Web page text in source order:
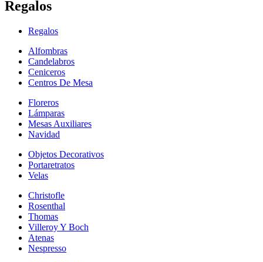
Regalos
Regalos
Alfombras
Candelabros
Ceniceros
Centros De Mesa
Floreros
Lámparas
Mesas Auxiliares
Navidad
Objetos Decorativos
Portaretratos
Velas
Christofle
Rosenthal
Thomas
Villeroy Y Boch
Atenas
Nespresso